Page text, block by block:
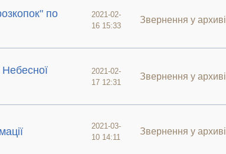
по
2021-02-
16 15:33
Звернення у архиві
2021-02-
17 12:31
Звернення у архиві
2021-03-
10 14:11
Звернення у архиві